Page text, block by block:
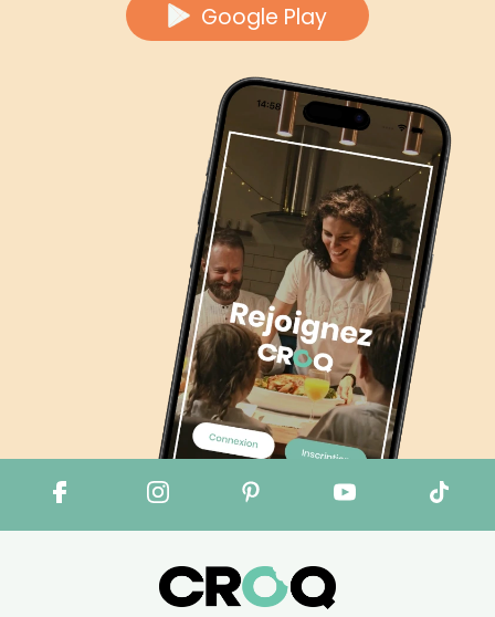
Google Play